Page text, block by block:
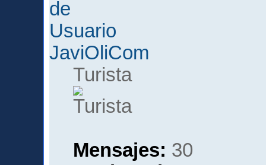
JaviOliCom
Turista
Mensajes: 30